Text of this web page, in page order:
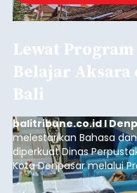
Lewat Program
Belajar Aksara
Bali
balitribune.co.id I
melestarikan Bahasa
diperkuat Dinas
Kota Denpasar melalui
Perpustakaan Berbasis